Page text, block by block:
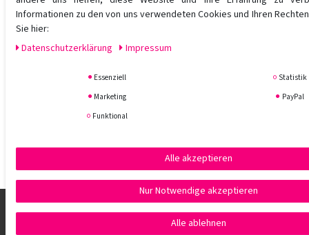
Informationen zu den von uns verwendeten Cookies und Ihren
Sie hier:
Daten­schutz­erklärung
Impressum
Essenziell
Statistik
Marketing
PayPal
Funktional
Alle akzeptieren
Nur Notwendige akzeptieren
Alle ablehnen